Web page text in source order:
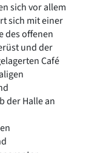
sich vor allem
sich mit einer
des offenen
und der
Café
der Halle an